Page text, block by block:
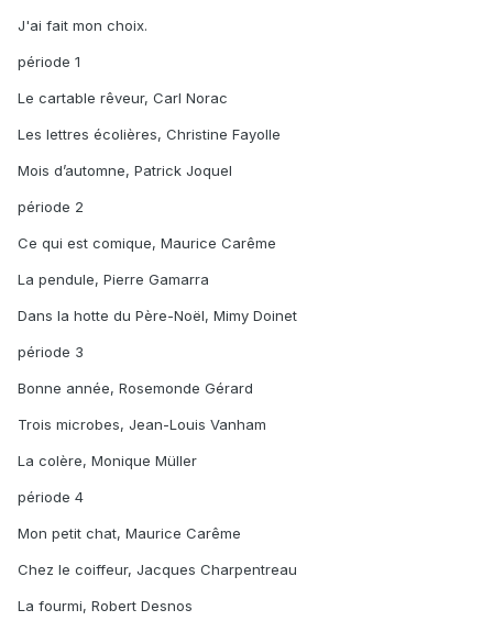
J'ai fait mon choix.
période 1
Le cartable rêveur, Carl Norac
Les lettres écolières, Christine Fayolle
Mois d’automne, Patrick Joquel
période 2
Ce qui est comique, Maurice Carême
La pendule, Pierre Gamarra
Dans la hotte du Père-Noël, Mimy Doinet
période 3
Bonne année, Rosemonde Gérard
Trois microbes, Jean-Louis Vanham
La colère, Monique Müller
période 4
Mon petit chat, Maurice Carême
Chez le coiffeur, Jacques Charpentreau
La fourmi, Robert Desnos